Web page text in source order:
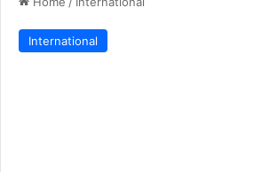
International